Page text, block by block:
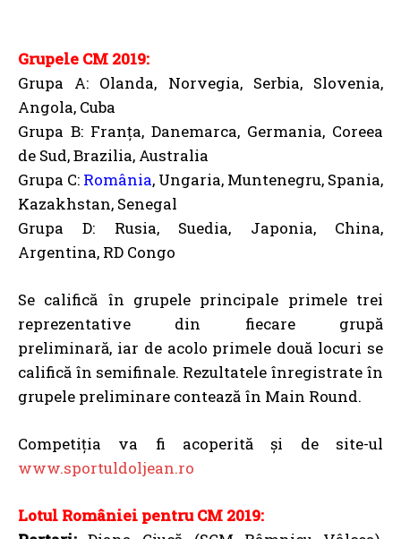
Grupele CM 2019:
Grupa A: Olanda, Norvegia, Serbia, Slovenia,
Angola, Cuba
Grupa B: Franța, Danemarca, Germania, Coreea
de Sud, Brazilia, Australia
Grupa C: România, Ungaria, Muntenegru, Spania,
Kazakhstan, Senegal
Grupa D: Rusia, Suedia, Japonia, China,
Argentina, RD Congo
Se califică în grupele principale primele trei
reprezentative din fiecare grupă
preliminară, iar de acolo primele două locuri se
califică în semifinale. Rezultatele înregistrate în
grupele preliminare contează în Main Round.
Competiţia va fi acoperită şi de site-ul
www.sportuldoljean.ro
Lotul României pentru CM 2019: